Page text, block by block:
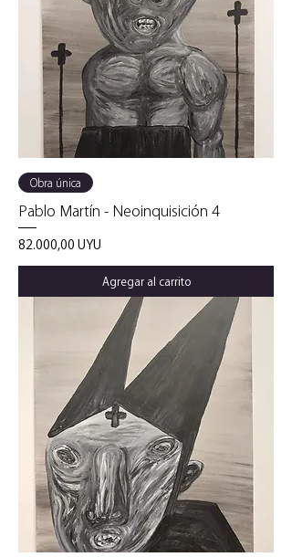
Obra única
Pablo Martín - Neoinquisición 4
Precio
82.000,00 UYU
Agregar al carrito